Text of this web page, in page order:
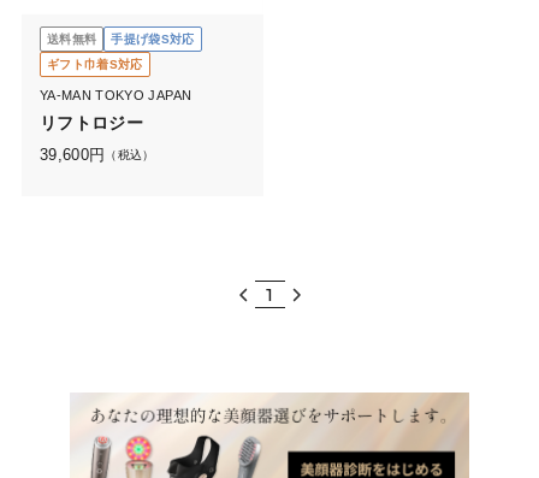
送料無料
手提げ袋S対応
ギフト巾着S対応
YA-MAN TOKYO JAPAN
リフトロジー
39,600円 （税込）
1